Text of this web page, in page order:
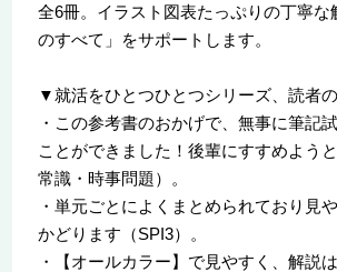
全6冊。イラスト図表たっぷりの丁寧な
のすべて」をサポートします。
▼就活をひとつひとつシリーズ、読者の
・この参考書のおかげで、無事に筆記
ことができました！後輩にすすめよう
常識・時事問題）。
・単元ごとによくまとめられており見
かどります（SPI3）。
・【オールカラー】で見やすく、解説